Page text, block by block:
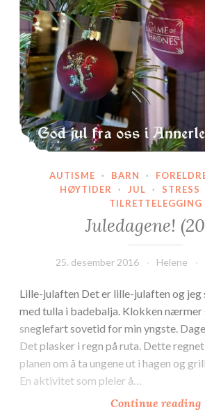
AUTISME · BARN ·
HØYTIDER
· JUL · STRESS
TILRETTELEGGING
Juledagene!
25. desember 2016 Helene
Lille-julaften Det er lille-julaften og
med tulla i badebalja. Klokken nærmer
sneglefart sovetid for min yngste.
Det plasker i regn på ruta. Dette
planen om å ta ungene ut i hagen og
En aktivitet som pleier å…
Continue reading